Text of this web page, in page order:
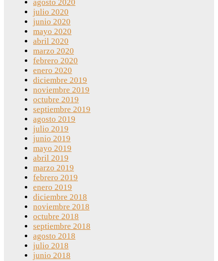
agosto 2020
julio 2020
junio 2020
mayo 2020
abril 2020
marzo 2020
febrero 2020
enero 2020
diciembre 2019
noviembre 2019
octubre 2019
septiembre 2019
agosto 2019
julio 2019
junio 2019
mayo 2019
abril 2019
marzo 2019
febrero 2019
enero 2019
diciembre 2018
noviembre 2018
octubre 2018
septiembre 2018
agosto 2018
julio 2018
junio 2018